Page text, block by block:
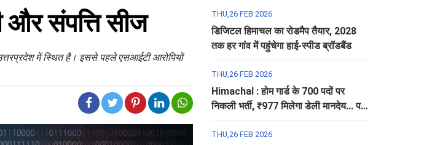
संपत्ति सीज
में स्थित है। इससे पहले एसआईटी आरोपियों
THU,26 FEB 2026
डिजिटल हिमाचल का रोडमैप तैयार, 2028
तक हर गांव में पहुंचेगा हाई-स्पीड ब्रॉडबैंड
THU,26 FEB 2026
Himachal : होम गार्ड के 700 पदों पर
निकली भर्ती, ₹977 मिलेगा डेली मानदेय... पढ़ें
पूरी डिटेल
THU,26 FEB 2026